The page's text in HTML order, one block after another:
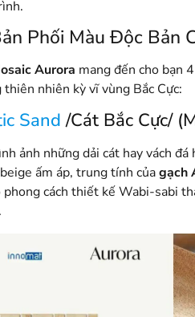
.
Phối Màu Độc Bản
Aurora mang đến cho bạn
nhiên kỳ vĩ vùng Bắc Cực:
Sand/Cát Bắc Cực/
ảnh những dải cát hay vách
ấm áp, trung tính củagạch
phong cách thiết kế Wabi-sabi